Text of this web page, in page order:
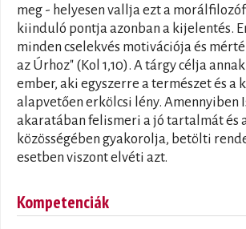
meg - helyesen vallja ezt a
kiinduló pontja azonban a kijelentés.
minden cselekvés motivációja és
az Úrhoz" (Kol 1,10). A tárgy célja
ember, aki egyszerre a természet és a
alapvetően erkölcsi lény.
akaratában felismeri a jó tartalmát és
közösségében gyakorolja, betölti
esetben viszont elvéti azt.
Kompetenciák